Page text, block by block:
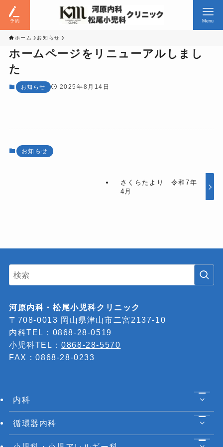
予約 Menu
ホーム お知らせ
ホームページをリニューアルしまし
た
お知らせ 2025年8月14日
お知らせ
さくらたより 令和7年
4月
河原内科・松尾小児科クリニック
〒708-0013 岡山県津山市二宮2137-10
内科TEL： 0868-28-0519
小児科TEL：0868-28-5570
FAX：0868-28-0233
内科
循環器内科